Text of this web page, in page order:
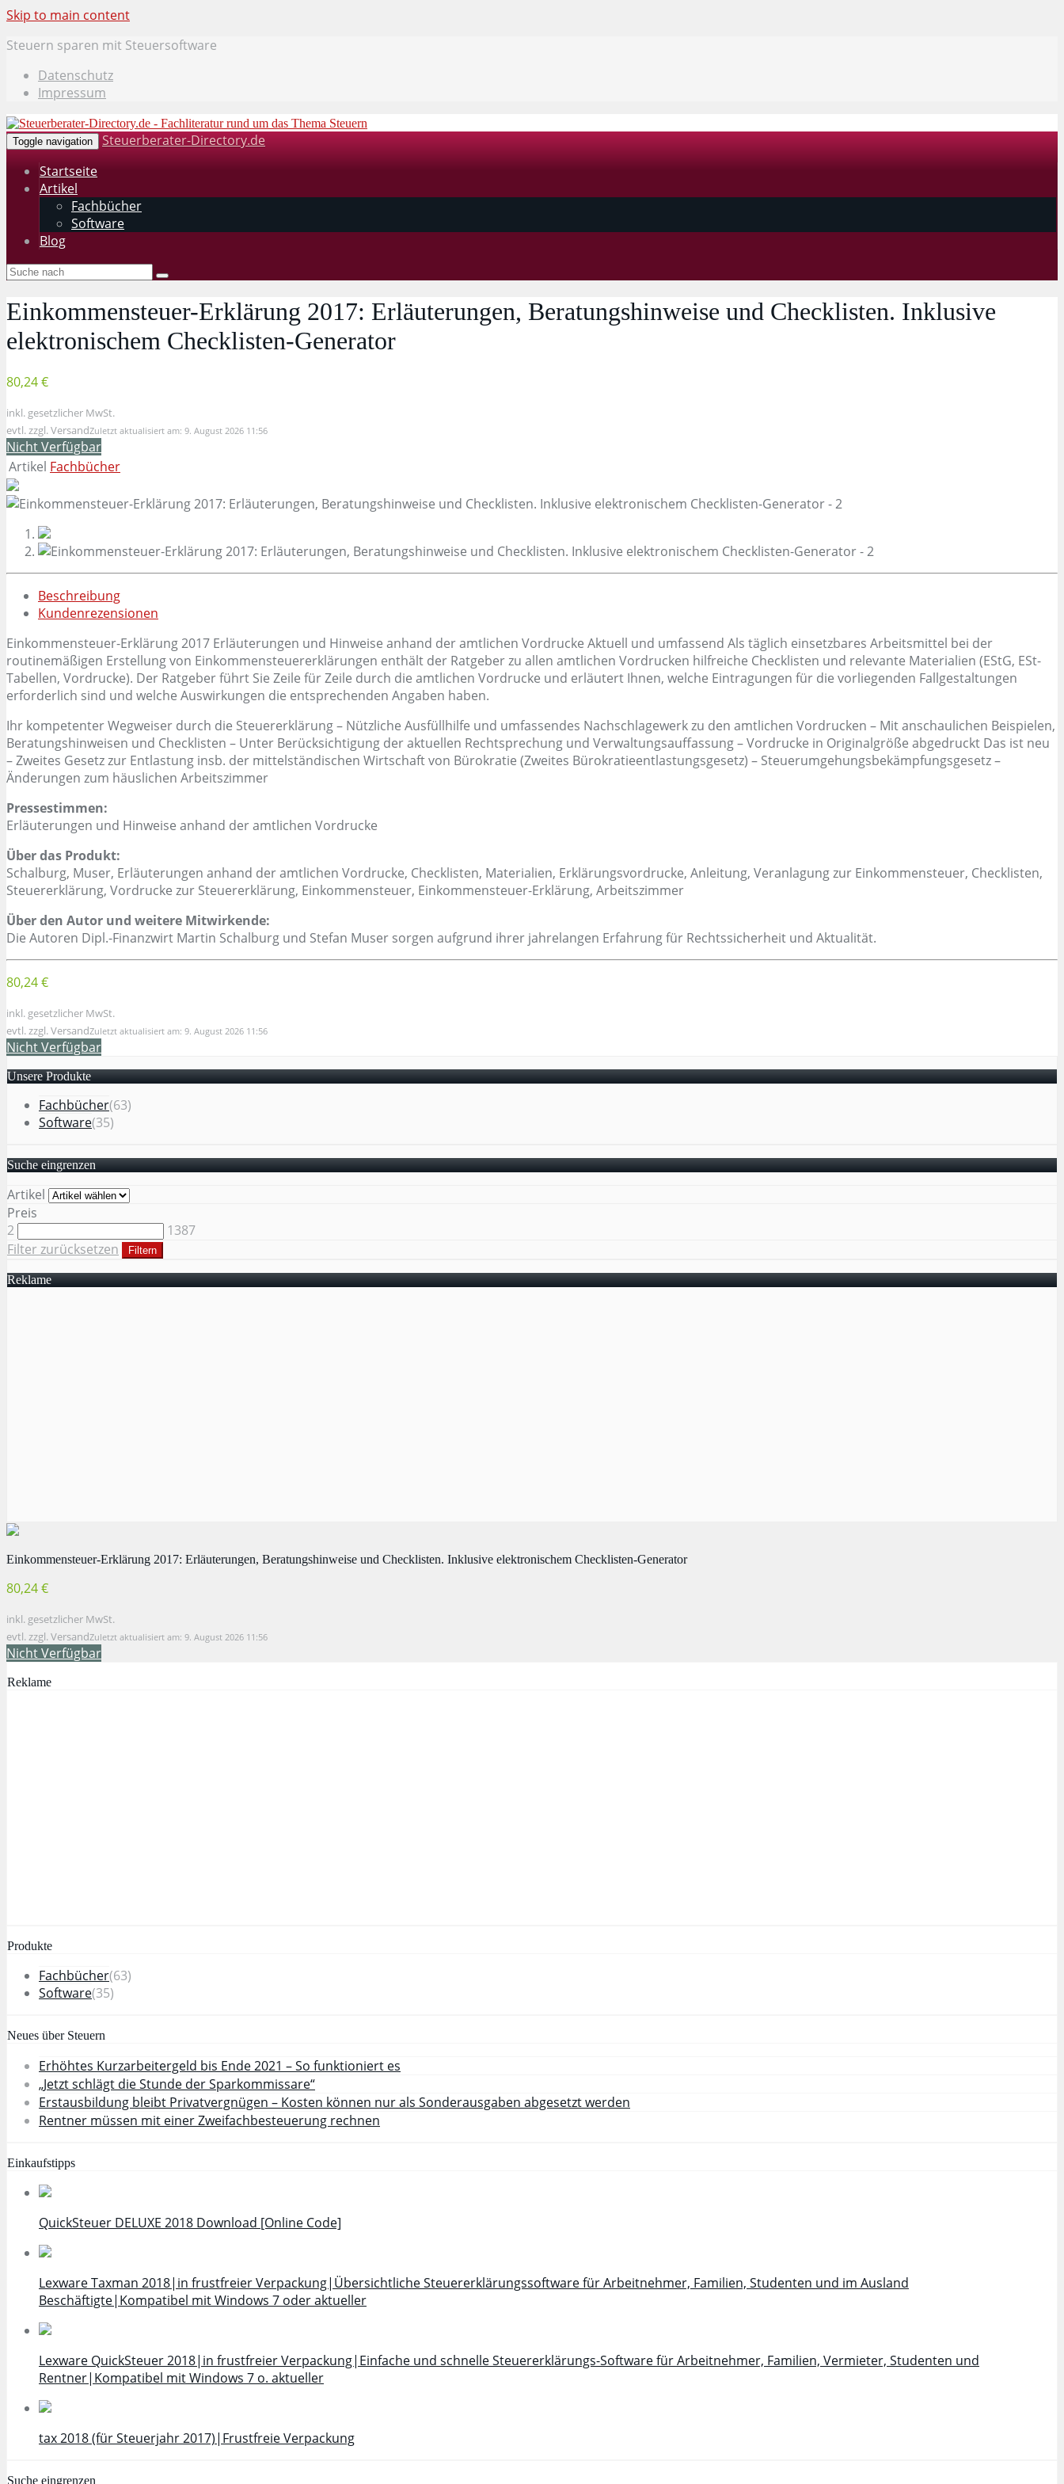
Skip to main content
Steuern sparen mit Steuersoftware
Datenschutz
Impressum
Toggle navigation
Steuerberater-Directory.de
Startseite
Artikel
Fachbücher
Software
Blog
Einkommensteuer-Erklärung 2017: Erläuterungen, Beratungshinweise und Checklisten. Inklusive
elektronischem Checklisten-Generator
80,24 €
inkl. gesetzlicher MwSt.
evtl. zzgl. VersandZuletzt aktualisiert am: 9. August 2026 11:56
Nicht Verfügbar
Artikel Fachbücher
Beschreibung
Kundenrezensionen
Einkommensteuer-Erklärung 2017 Erläuterungen und Hinweise anhand der amtlichen Vordrucke Aktuell und umfassend Als täglich einsetzbares Arbeitsmittel bei der
routinemäßigen Erstellung von Einkommensteuererklärungen enthält der Ratgeber zu allen amtlichen Vordrucken hilfreiche Checklisten und relevante Materialien (EStG, ESt-
Tabellen, Vordrucke). Der Ratgeber führt Sie Zeile für Zeile durch die amtlichen Vordrucke und erläutert Ihnen, welche Eintragungen für die vorliegenden Fallgestaltungen
erforderlich sind und welche Auswirkungen die entsprechenden Angaben haben.
Ihr kompetenter Wegweiser durch die Steuererklärung – Nützliche Ausfüllhilfe und umfassendes Nachschlagewerk zu den amtlichen Vordrucken – Mit anschaulichen Beispielen,
Beratungshinweisen und Checklisten – Unter Berücksichtigung der aktuellen Rechtsprechung und Verwaltungsauffassung – Vordrucke in Originalgröße abgedruckt Das ist neu
– Zweites Gesetz zur Entlastung insb. der mittelständischen Wirtschaft von Bürokratie (Zweites Bürokratieentlastungsgesetz) – Steuerumgehungsbekämpfungsgesetz –
Änderungen zum häuslichen Arbeitszimmer
Pressestimmen:
Erläuterungen und Hinweise anhand der amtlichen Vordrucke
Über das Produkt:
Schalburg, Muser, Erläuterungen anhand der amtlichen Vordrucke, Checklisten, Materialien, Erklärungsvordrucke, Anleitung, Veranlagung zur Einkommensteuer, Checklisten,
Steuererklärung, Vordrucke zur Steuererklärung, Einkommensteuer, Einkommensteuer-Erklärung, Arbeitszimmer
Über den Autor und weitere Mitwirkende:
Die Autoren Dipl.-Finanzwirt Martin Schalburg und Stefan Muser sorgen aufgrund ihrer jahrelangen Erfahrung für Rechtssicherheit und Aktualität.
80,24 €
inkl. gesetzlicher MwSt.
evtl. zzgl. VersandZuletzt aktualisiert am: 9. August 2026 11:56
Nicht Verfügbar
Unsere Produkte
Fachbücher(63)
Software(35)
Suche eingrenzen
Artikel
Preis
2
1387
Filter zurücksetzen
Filtern
Reklame
Einkommensteuer-Erklärung 2017: Erläuterungen, Beratungshinweise und Checklisten. Inklusive elektronischem Checklisten-Generator
80,24 €
inkl. gesetzlicher MwSt.
evtl. zzgl. VersandZuletzt aktualisiert am: 9. August 2026 11:56
Nicht Verfügbar
Reklame
Produkte
Fachbücher(63)
Software(35)
Neues über Steuern
Erhöhtes Kurzarbeitergeld bis Ende 2021 – So funktioniert es
„Jetzt schlägt die Stunde der Sparkommissare“
Erstausbildung bleibt Privatvergnügen – Kosten können nur als Sonderausgaben abgesetzt werden
Rentner müssen mit einer Zweifachbesteuerung rechnen
Einkaufstipps
QuickSteuer DELUXE 2018 Download [Online Code]
Lexware Taxman 2018|in frustfreier Verpackung|Übersichtliche Steuererklärungssoftware für Arbeitnehmer, Familien, Studenten und im Ausland
Beschäftigte|Kompatibel mit Windows 7 oder aktueller
Lexware QuickSteuer 2018|in frustfreier Verpackung|Einfache und schnelle Steuererklärungs-Software für Arbeitnehmer, Familien, Vermieter, Studenten und
Rentner|Kompatibel mit Windows 7 o. aktueller
tax 2018 (für Steuerjahr 2017)|Frustfreie Verpackung
Suche eingrenzen